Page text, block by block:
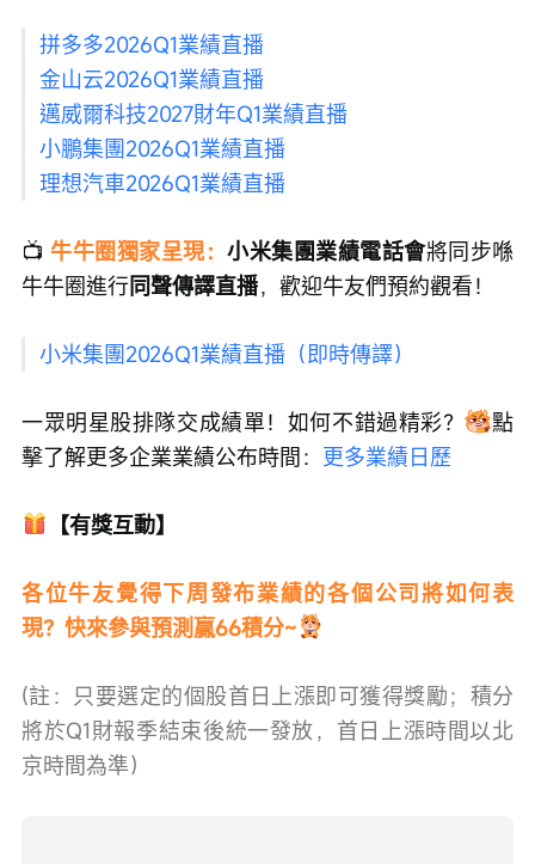
拼多多2026Q1業績直播
金山云2026Q1業績直播
邁威爾科技2027財年Q1業績直播
小鵬集團2026Q1業績直播
理想汽車2026Q1業績直播
📺 牛牛圈獨家呈現： 小米集團業績電話會將同步喺
牛牛圈進行同聲傳譯直播，歡迎牛友們預約觀看！
小米集團2026Q1業績直播（即時傳譯）
一眾明星股排隊交成績單！如何不錯過精彩？
點
擊了解更多企業業績公布時間： 更多業績日歷
【有獎互動】
各位牛友覺得下周發布業績的各個公司將如何表
現？快來參與預測贏66積分~
(註：只要選定的個股首日上漲即可獲得獎勵；積分
將於Q1財報季結束後統一發放，首日上漲時間以北
京時間為準）